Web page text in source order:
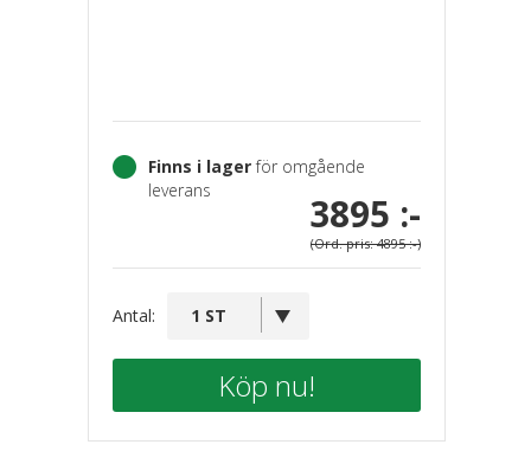
Finns i lagerför omgående
leverans
3895 :-
(Ord. pris: 4895 :-)
Antal:
Köp nu!